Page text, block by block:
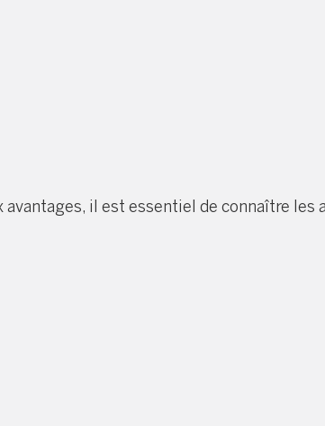
avantages, il est essentiel de connaître